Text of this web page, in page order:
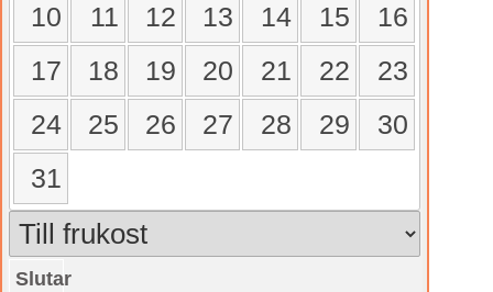
10
11 12 13 14 15
16
17
18 19 20 21 22
23
24
25 26 27 28 29
30
31
Slutar